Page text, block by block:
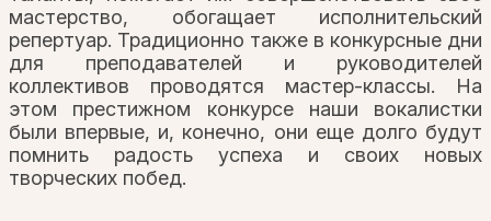
мастерство, обогащает исполнительский
репертуар. Традиционно также в конкурсные дни
для преподавателей и руководителей
коллективов проводятся мастер-классы. На
этом престижном конкурсе наши вокалистки
были впервые, и, конечно, они еще долго будут
помнить радость успеха и своих новых
творческих побед.